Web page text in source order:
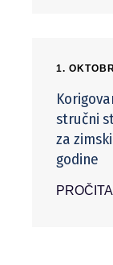
1.
stručni
za
godine